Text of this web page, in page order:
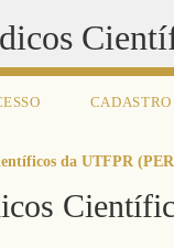
CADASTRO
da UTFPR